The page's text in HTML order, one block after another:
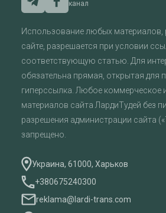
канал
Использование любых материалов,
сайте, разрешается при условии
соответствующую статью. Для
обязательна прямая, открытая для
гиперссылка. Любое коммерческое
материалов сайта ЛардиТудей без
разрешения администрации сайта
запрещено.
Украина, 61000, Харьков
+380675240300
reklama@lardi-trans.com